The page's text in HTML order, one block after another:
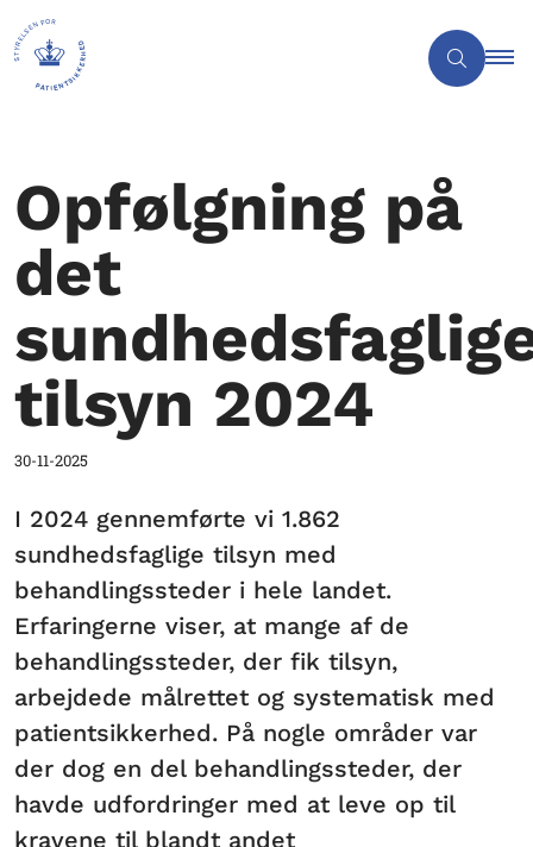
Opfølgning på
det
tilsyn 2024
30-11-2025
I 2024 gennemførte vi 1.862
sundhedsfaglige tilsyn med
behandlingssteder i hele landet.
Erfaringerne viser, at mange af de
behandlingssteder, der fik tilsyn,
arbejdede målrettet og systematisk med
patientsikkerhed. På nogle områder var
der dog en del behandlingssteder, der
havde udfordringer med at leve op til
kravene til blandt andet